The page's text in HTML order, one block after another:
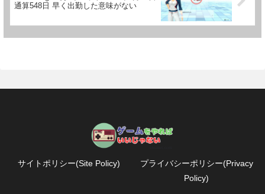
通算548日 早く出勤した意味がない
サイトポリシー(Site Policy)
プライバシーポリシー(Privacy
Policy)